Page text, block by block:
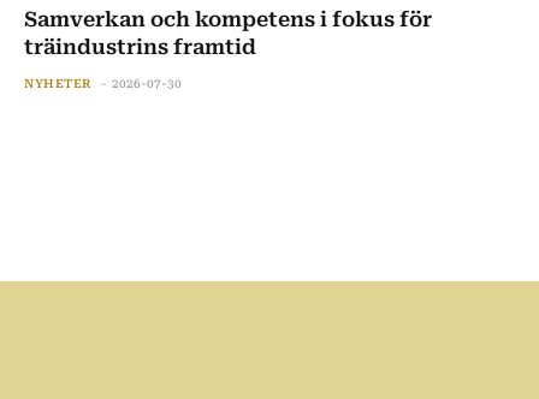
Samverkan och kompetens i fokus för
träindustrins framtid
NYHETER 2026-07-30